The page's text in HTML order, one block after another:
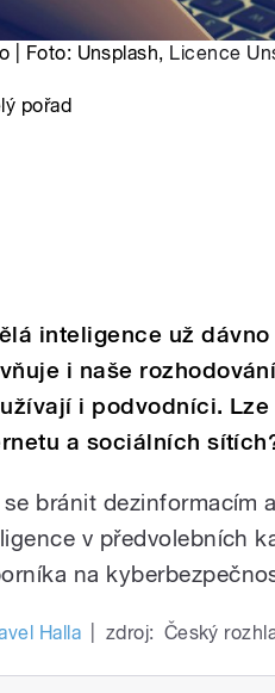
| Foto: Unsplash, Licence
pořad
inteligence už
i naše
i podvodníci.
a sociálních
bránit dezinformacím
v předvolebních
na
Halla zdroj: Český